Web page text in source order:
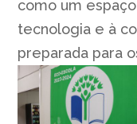
como um
tecnologia e à
preparada para